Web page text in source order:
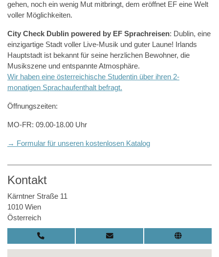
gehen, noch ein wenig Mut mitbringt, dem eröffnet EF eine Welt
voller Möglichkeiten.
City Check Dublin powered by EF Sprachreisen: Dublin, eine
einzigartige Stadt voller Live-Musik und guter Laune! Irlands
Hauptstadt ist bekannt für seine herzlichen Bewohner, die
Musikszene und entspannte Atmosphäre.
Wir haben eine österreichische Studentin über ihren 2-
monatigen Sprachaufenthalt befragt.
Öffnungszeiten:
MO-FR: 09.00-18.00 Uhr
→ Formular für unseren kostenlosen Katalog
Kontakt
Kärntner Straße 11
1010 Wien
Österreich